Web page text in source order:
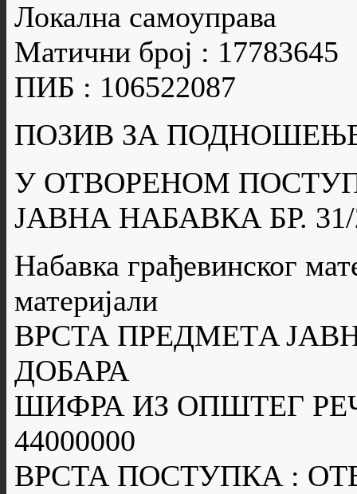
Локална самоуправа
Матични број : 17783645
ПИБ : 106522087
ПОЗИВ ЗА
У ОТВОРЕНОМ
ЈАВНА НАБАВКА БР. 31/
Набавка грађевинског
материјали
ВРСТА ПРЕДМЕТA
ДОБАРА
ШИФРА ИЗ ОПШТЕГ
44000000
ВРСТА ПОСТУПКА :